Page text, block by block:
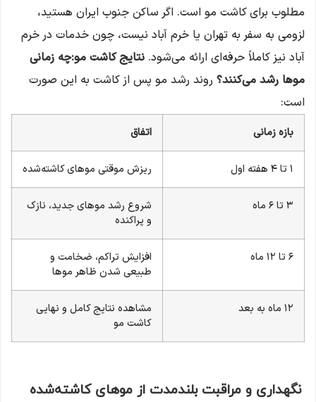
مطلوب برای کاشت مو است. اگر ساکن جنوب ایران هستید،
لزومی به سفر به تهران یا خرم آباد نیست، چون خدمات در خرم
آباد نیز کاملاً حرفه‌ای ارائه می‌شود. نتایج کاشت مو:چه زمانی
موها رشد می‌کنند؟ روند رشد مو پس از کاشت به این صورت
است:
بازه زمانی اتفاق
۱ تا ۴ هفته اول ریزش موقتی موهای کاشته‌شده
۳ تا ۶ ماه
شروع رشد موهای جدید، نازک
و پراکنده
۶ تا ۱۲ ماه
افزایش تراکم، ضخامت و
طبیعی شدن ظاهر موها
۱۲ ماه به بعد
مشاهده نتایج کامل و نهایی
کاشت مو
نگهداری و مراقبت بلندمدت از موهای کاشته‌شده